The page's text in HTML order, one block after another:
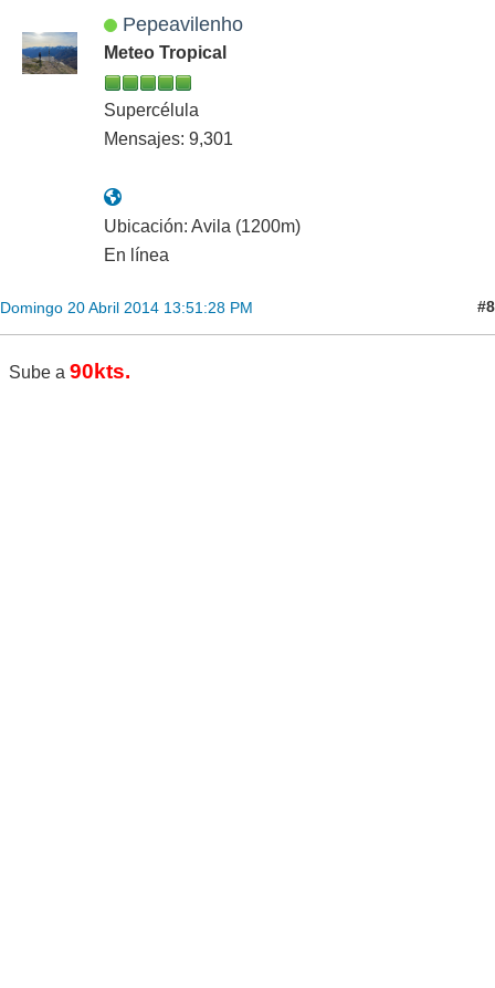
Pepeavilenho
Meteo Tropical
Supercélula
Mensajes: 9,301
Ubicación: Avila (1200m)
En línea
Domingo 20 Abril 2014 13:51:28 PM #8
Sube a 90kts.